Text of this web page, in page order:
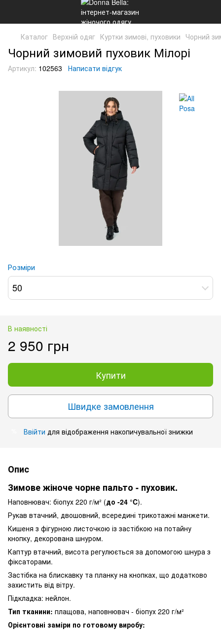
Каталог Верхній одяг Куртки зимові, пуховики Чорний
Чорний зимовий пуховик Мілорі
Артикул: 102563 Написати відгук
Розміри
50
В наявності
2 950 грн
Купити
Швидке замовлення
Ввійти для відображення накопичувальної знижки
Опис
Зимове жіноче чорне пальто - пуховик.
Наповнювач: біопух 220 г/м² (до -24 °C).
Рукав втачний, двошовний, всередині трикотажні манжети.
Кишеня з фігурною листочкою із застібкою на потайну
кнопку, декорована шнуром.
Каптур втачний, висота регулюється за допомогою шнура з
фіксаторами.
Застібка на блискавку та планку на кнопках, що додатково
захистить від вітру.
Підкладка: нейлон.
Тип тканини: плащова, наповнювач - біопух 220 г/м²
Орієнтовні заміри по готовому виробу: